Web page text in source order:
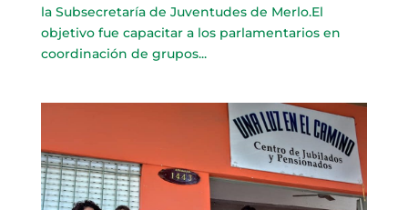
la Subsecretaría de Juventudes de Merlo.El
objetivo fue capacitar a los parlamentarios en
coordinación de grupos...